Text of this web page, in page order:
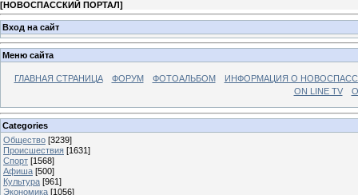
[НОВОСПАССКИЙ ПОРТАЛ]
Вход на сайт
Меню сайта
ГЛАВНАЯ СТРАНИЦА ФОРУМ ФОТОАЛЬБОМ
ИНФОРМАЦИЯ О
ON LINE TV
Categories
Общество [3239]
Происшествия [1631]
Спорт [1568]
Афиша [500]
Культура [961]
Экономика [1056]